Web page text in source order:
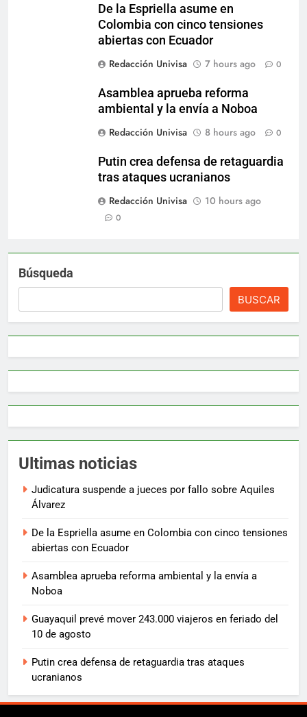
De la Espriella asume en
Colombia con cinco tensiones
abiertas con Ecuador
Redacción Univisa
7 hours ago 0
Asamblea aprueba reforma
ambiental y la envía a Noboa
Redacción Univisa
8 hours ago 0
Putin crea defensa de retaguardia
tras ataques ucranianos
Redacción Univisa
10 hours ago
0
Búsqueda
BUSCAR
Ultimas noticias
Judicatura suspende a jueces por fallo sobre Aquiles
Álvarez
De la Espriella asume en Colombia con cinco tensiones
abiertas con Ecuador
Asamblea aprueba reforma ambiental y la envía a
Noboa
Guayaquil prevé mover 243.000 viajeros en feriado del
10 de agosto
Putin crea defensa de retaguardia tras ataques
ucranianos